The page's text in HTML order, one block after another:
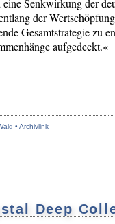
der
Gesamtstrategie zu
aufgedeckt.«
• Archivlink
Deep